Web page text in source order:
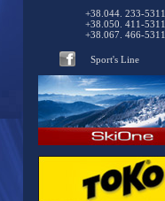
+38.044. 233-5311
+38.050. 411-5311
+38.067. 466-5311
Sport's Line